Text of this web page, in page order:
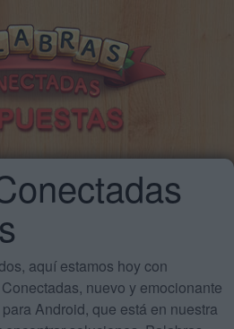
aquí estamos hoy con
nuevo y emocionante
Android, que está en nuestra